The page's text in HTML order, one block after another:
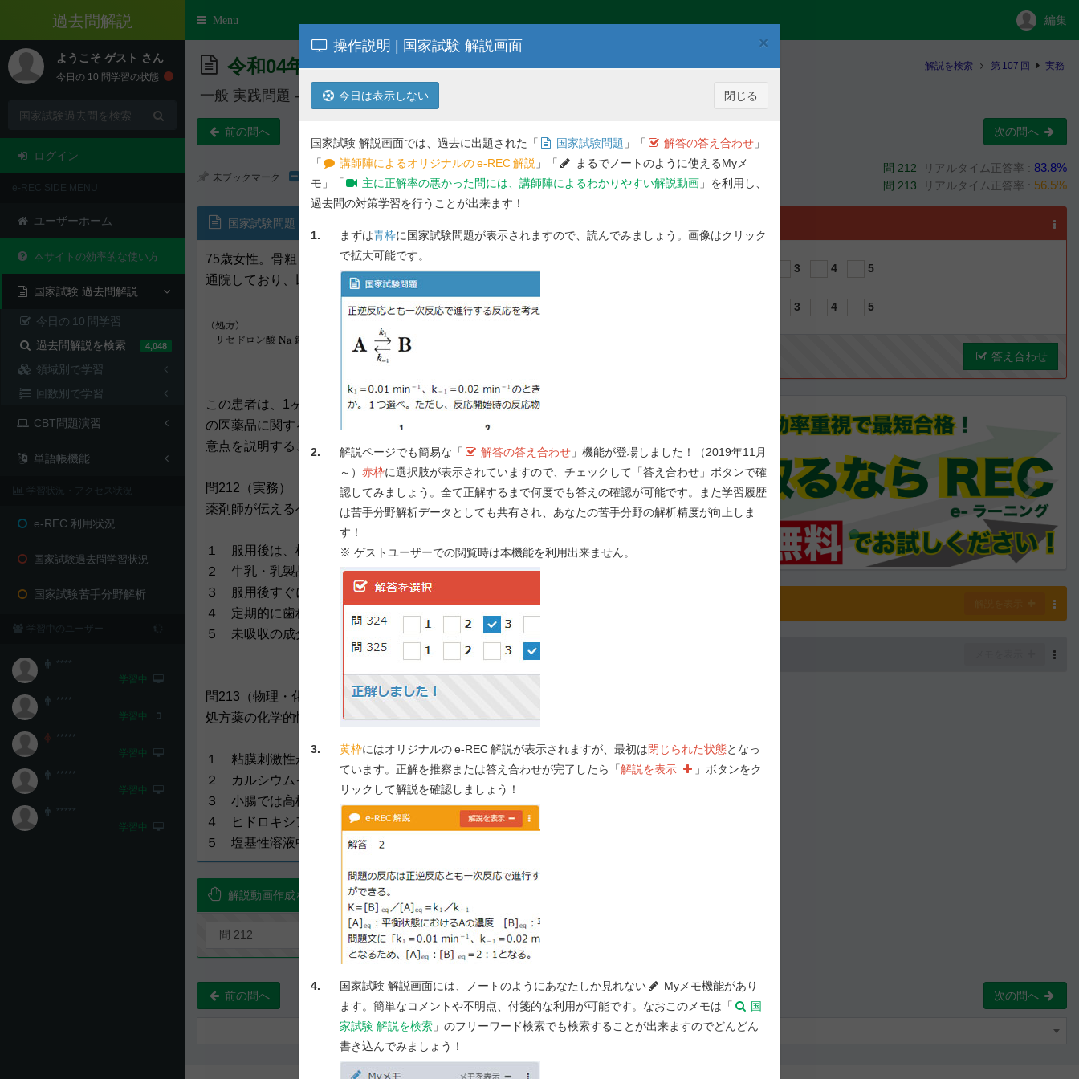
×
操作説明 | 国家試験 解説画面
今日は表示しない 閉じる
国家試験 解説画面では、過去に出題された「 国家試験問題 」「 解答の答え合わせ 」
「
講師陣によるオリジナルのe-REC解説 」「
まるでノートのように使えるMyメ
モ」「
主に正解率の悪かった問には、講師陣によるわかりやすい解説動画 」を利用し、
過去問の対策学習を行うことが出来ます！
1. まずは青枠に国家試験問題が表示されますので、読んでみましょう。画像はクリック
で拡大可能です。
2. 解説ページでも簡易な「 解答の答え合わせ 」機能が登場しました！（2019年11月
～） 赤枠に選択肢が表示されていますので、チェックして「答え合わせ」ボタンで確
認してみましょう。全て正解するまで何度でも答えの確認が可能です。また学習履歴
は苦手分野解析データとしても共有され、あなたの苦手分野の解析精度が向上しま
す！
※ ゲストユーザーでの閲覧時は本機能を利用出来ません。
3. 黄枠にはオリジナルのe-REC解説が表示されますが、最初は閉じられた状態となっ
ています。正解を推察または答え合わせが完了したら「解説を表示
」ボタンをク
リックして解説を確認しましょう！
4. 国家試験 解説画面には、ノートのようにあなたしか見れない
Myメモ機能があり
ます。簡単なコメントや不明点、付箋的な利用が可能です。なおこのメモは「
国
家試験 解説を検索 」のフリーワード検索でも検索することが出来ますのでどんどん
書き込んでみましょう！
e-REC
Toggle
Menu 編集
ようこそ ゲスト さん
今日の 10 問学習の状態
ログイン
e-REC SIDE MENU
ユーザーホーム
本サイトの効率的な使い方
国家試験 過去問解説
今日の 10 問学習
過去問解説を検索
4,048
領域別で学習
回数別で学習
CBT問題演習
単語帳機能
学習状況・アクセス状況
e-REC 利用状況
国家試験過去問学習状況
国家試験苦手分野解析
学習中のユーザー
****
学習中
****
学習中
*****
学習中
*****
学習中
*****
学習中
解説を検索 第 107 回 実務
令和04年度 第107回 薬剤師国家試験問題
一般 実践問題 - 問 212,213
前の問へ 次の問へ
未ブックマーク
問 212 リアルタイム正答率 : 83.8%
問 213 リアルタイム正答率 : 56.5%
国家試験問題
75歳女性。骨粗しょう症の治療のため、近隣の整形外科クリニックに
通院しており、以下の処方箋を持って薬局を訪れた。
この患者は、1ヶ月前からこの薬剤を継続服用している。薬剤師は患者
の医薬品に関する理解度を高めるために、繰り返し、服用に関する注
意点を説明することにした。
問212（実務）
薬剤師が伝えるべき内容として、適切なのはどれか。２つ 選べ。
１ 服用後は、横になって安静にすること。
２ 牛乳・乳製品と同時に服用しないこと。
３ 服用後すぐに吐き気を催した場合には、制酸剤を服用すること。
４ 定期的に歯科検査を受けること。
５ 未吸収の成分により便が黒色になるが、心配ないこと。
問213（物理・化学・生物）
処方薬の化学的性質として、誤っているのはどれか。１つ選べ。
１ 粘膜刺激性がある。
２ カルシウムイオンなどの金属イオンに対して高い親和性を示す。
３ 小腸では高極性のイオン型をとる。
４ ヒドロキシアパタイトに吸着する。
５ 塩基性溶液中では加水分解される。
解説動画作成を要望！
3 4 5
3 4 5
答え合わせ
前の問へ 次の問へ
第 107 回 - 問 212-213 学習中